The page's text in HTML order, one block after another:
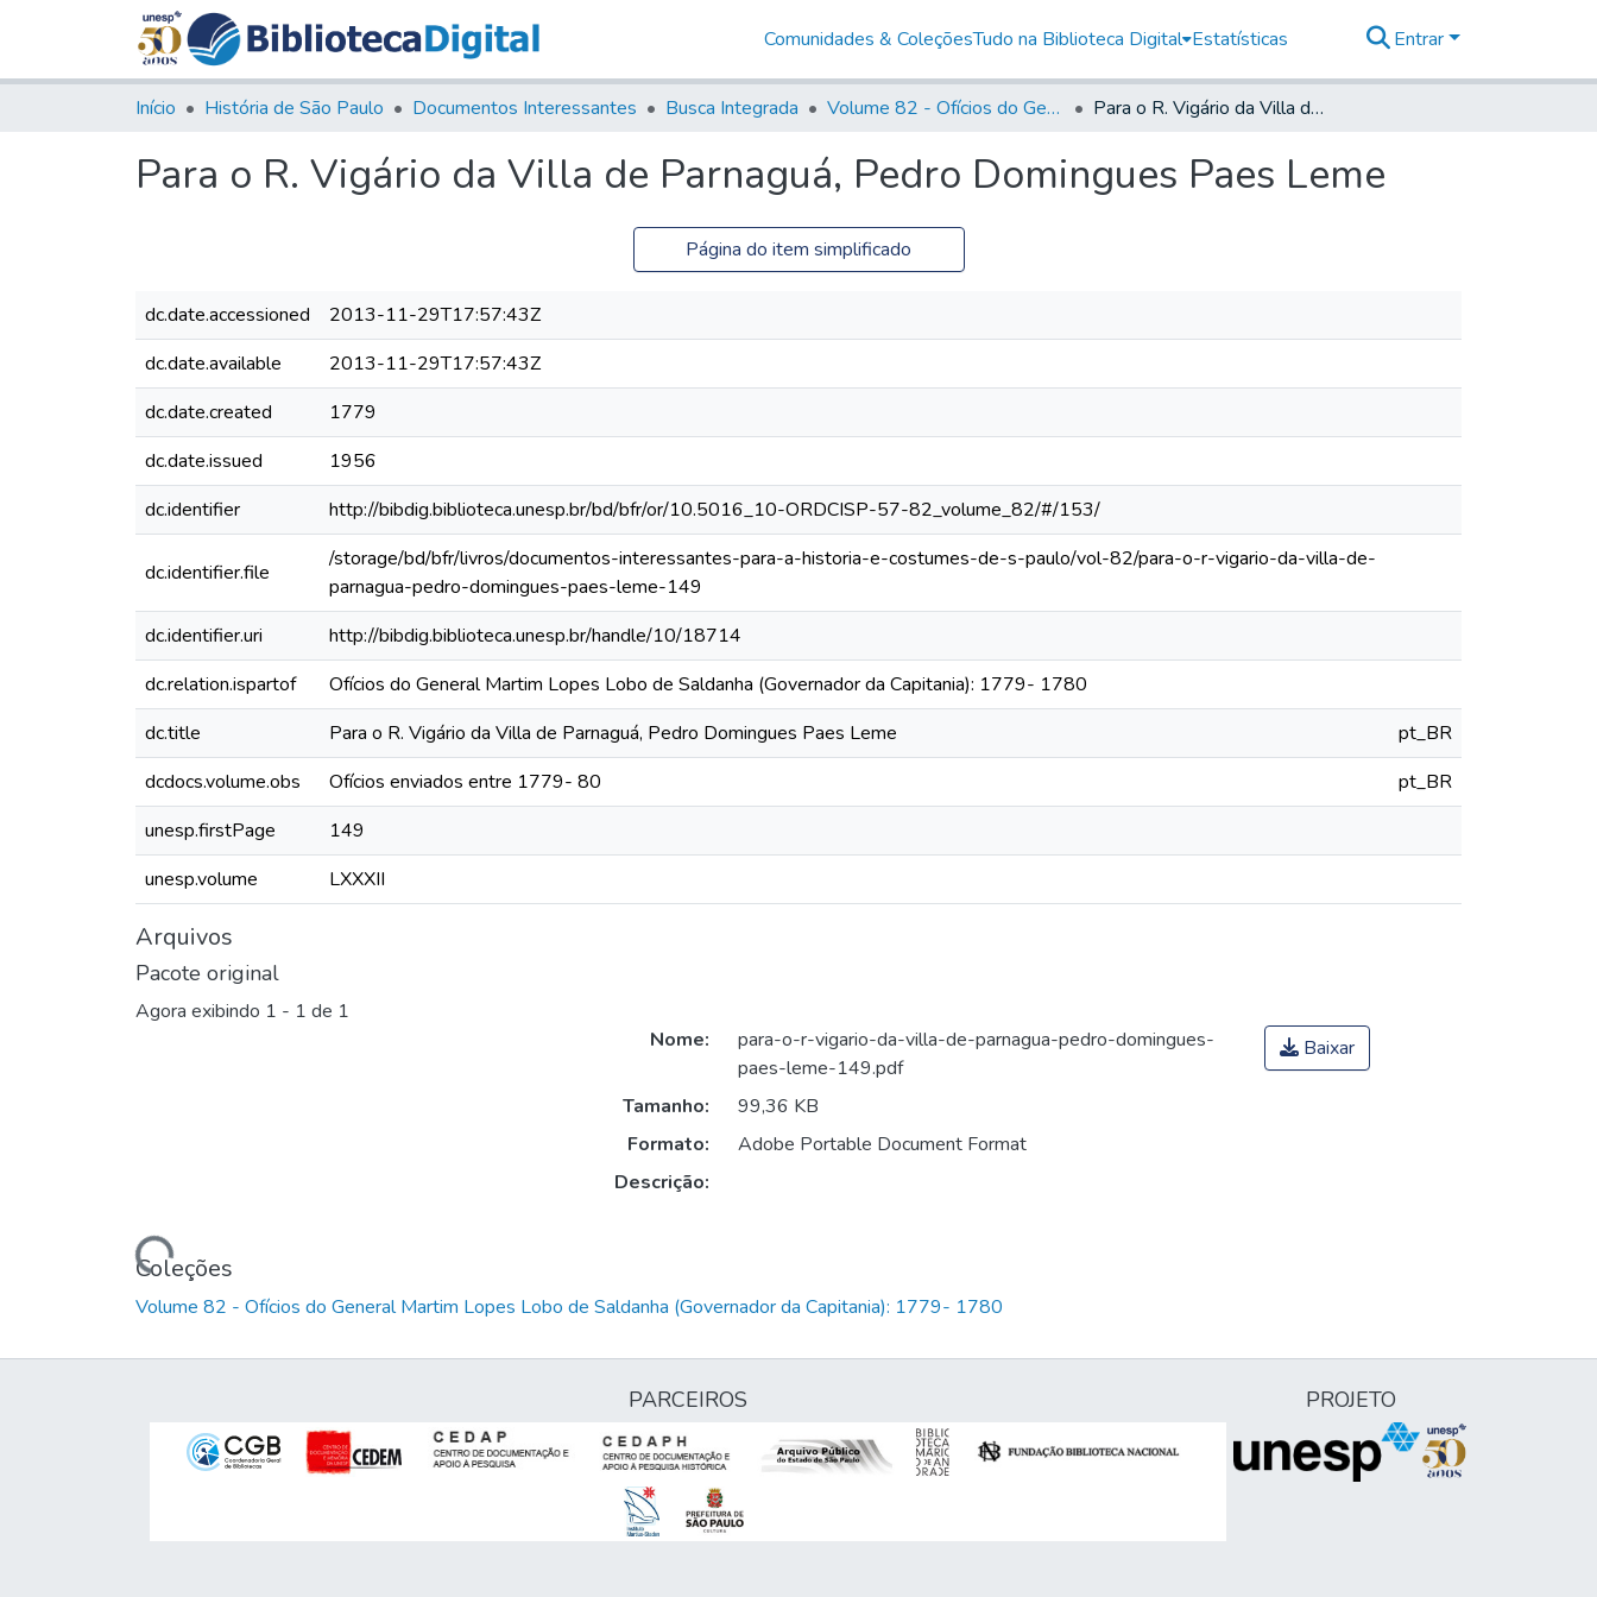
Comunidades & ColeçõesTudo na Biblioteca Digital Estatísticas Entrar
Início História de São Paulo Documentos Interessantes Busca Integrada Volume 82 - Ofícios do General Martim Lopes Lobo de Saldanha (Governador da Capitania): 1779- 1780 Para o R. Vigário da Villa de Parnaguá, Pedro Domingues Paes Leme
Para o R. Vigário da Villa de Parnaguá, Pedro Domingues Paes Leme
Página do item simplificado
dc.date.accessioned
2013-11-29T17:57:43Z
dc.date.available
2013-11-29T17:57:43Z
dc.date.created
1779
dc.date.issued
1956
dc.identifier
http://bibdig.biblioteca.unesp.br/bd/bfr/or/10.5016_10-ORDCISP-57-82_volume_82/#/153/
dc.identifier.file
/storage/bd/bfr/livros/documentos-interessantes-para-a-historia-e-costumes-de-s-paulo/vol-82/para-o-r-vigario-da-villa-de-
parnagua-pedro-domingues-paes-leme-149
dc.identifier.uri
http://bibdig.biblioteca.unesp.br/handle/10/18714
dc.relation.ispartof
Ofícios do General Martim Lopes Lobo de Saldanha (Governador da Capitania): 1779- 1780
dc.title
Para o R. Vigário da Villa de Parnaguá, Pedro Domingues Paes Leme
pt_BR
dcdocs.volume.obs
Ofícios enviados entre 1779- 80
pt_BR
unesp.firstPage
149
unesp.volume
LXXXII
Arquivos
Pacote original
Agora exibindo 1 - 1 de 1
Carregando...
Nome:
para-o-r-vigario-da-villa-de-parnagua-pedro-domingues-
paes-leme-149.pdf
Tamanho:
99,36 KB
Formato:
Adobe Portable Document Format
Descrição:
Baixar
Coleções
Volume 82 - Ofícios do General Martim Lopes Lobo de Saldanha (Governador da Capitania): 1779- 1780
PARCEIROS PROJETO